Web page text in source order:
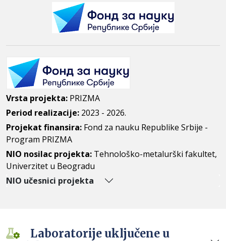
Vrsta projekta: PRIZMA
Period realizacije: 2023 - 2026.
Projekat finansira: Fond za nauku Republike Srbije -
Program PRIZMA
NIO nosilac projekta: Tehnološko-metalurški fakultet,
Univerzitet u Beogradu
NIO učesnici projekta
Laboratorije uključene u